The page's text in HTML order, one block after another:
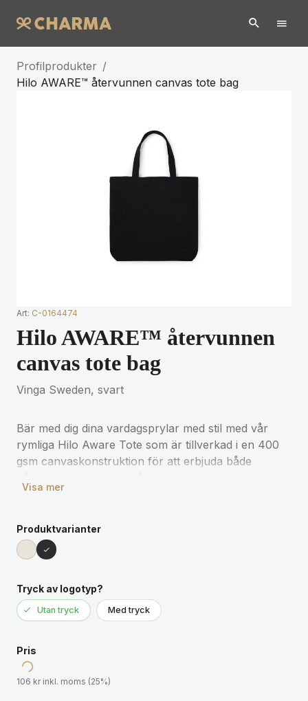
Profilprodukter /
Hilo AWARE™ återvunnen canvas tote bag
Art: C-0164474
Hilo AWARE™ återvunnen
canvas tote bag
Vinga Sweden, svart
Bär med dig dina vardagsprylar med stil med vår
rymliga Hilo Aware Tote som är tillverkad i en 400
gsm canvaskonstruktion för att erbjuda både
som används i väskan kommer ofärgat och i sin
eller blekning. Det gör den till ett bra val för dig som
vill ha så låg miljöpåverkan som möjligt. Väskan
består av 70 % återvunnen bomull och 30 %
göra våra inköp från hållbara källor. Väskan har
också AWARE™ spårteknik, vilket garanterar
intäkterna från varje såld Impact-produkt kommer
att doneras till Water.org.
Visa mer
Produktvarianter
Tryck av logotyp?
Utan tryck Med tryck
Pris
106 kr inkl. moms (25%)